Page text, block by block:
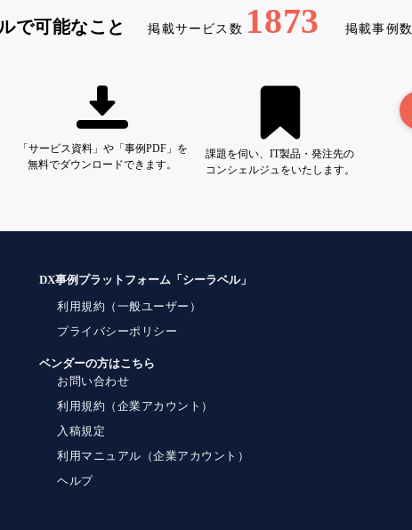
で可能なこと 掲載サービス数 1873 掲載事例数
「サービス資料」や「事例PDF」を
無料でダウンロードできます。
課題を伺い、IT製品・発注先の
コンシェルジュをいたします。
DX事例プラットフォーム「シーラベル」
利用規約（一般ユーザー）
プライバシーポリシー
ベンダーの方はこちら
お問い合わせ
利用規約（企業アカウント）
入稿規定
利用マニュアル（企業アカウント）
ヘルプ